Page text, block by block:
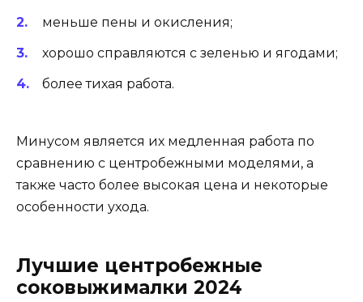
меньше пены и окисления;
хорошо справляются с зеленью и ягодами;
более тихая работа.
Минусом является их медленная работа по
сравнению с центробежными моделями, а
также часто более высокая цена и некоторые
особенности ухода.
Лучшие центробежные
соковыжималки 2024